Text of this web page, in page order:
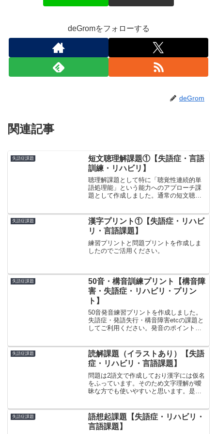
deGromをフォローする
deGrom
関連記事
失語症課題
短文聴理解課題①【失語症・言語
訓練・リハビリ】
聴理解課題として特に「聴覚性連続的単
語処理能」という能力へのアプローチ課
題として作成しました。通常の短文聴理
おります。是非ご活用ください。
失語症課題
漢字プリント①【失語症・リハビ
リ・言語課題】
練習プリントと問題プリントを作成しま
したのでご活用ください。
失語症課題
50音・構音訓練プリント【構音障
害・失語症・リハビリ・プリン
ト】
50音発音練習プリントを作成しました。
失語症・発語失行・構音障害etcの課題と
してご利用ください。発音のポイントも
失語症課題
読解課題（イラストあり）【失語
症・リハビリ・言語課題】
問題は2語文で作成しており漢字には仮名
をふっています。そのため文字理解が曖
昧な方でも使いやすいと思います。是非
失語症課題
語想起課題【失語症・リハビリ・
言語課題】